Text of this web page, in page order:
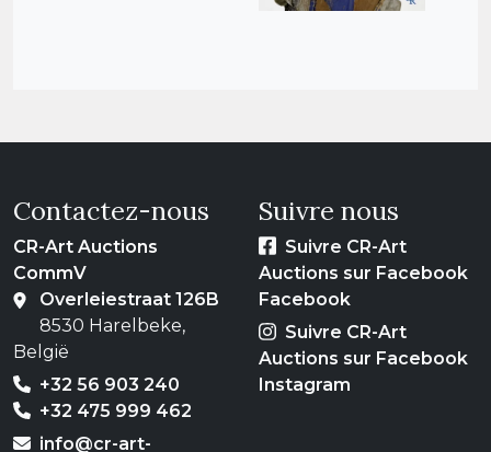
Contactez-nous
CR-Art Auctions
CommV
Overleiestraat 126B
8530 Harelbeke,
België
+32 56 903 240
+32 475 999 462
info@cr-art-
Suivre nous
Suivre CR-Art
Auctions sur Facebook
Facebook
Suivre CR-Art
Auctions sur Facebook
Instagram